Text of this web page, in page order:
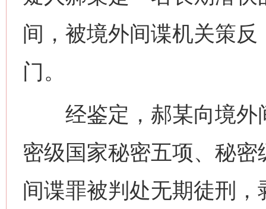
间，被境外间谍机关策
门。
经鉴定，郝某向境外
密级国家秘密五项、秘
间谍罪被判处无期徒刑
网上购药对药下症？